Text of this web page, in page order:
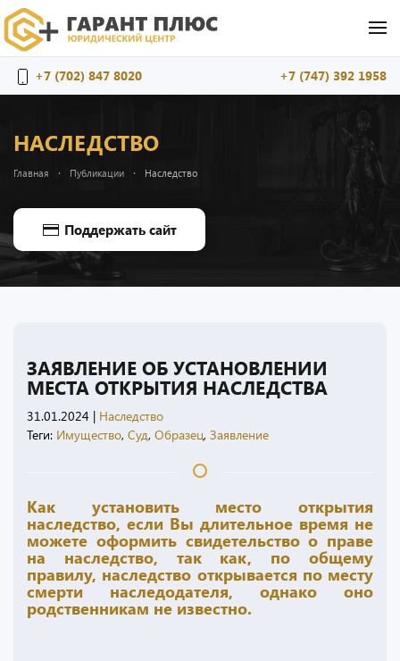
+7 (702) 847 8020 +7 (747) 392 1958
НАСЛЕДСТВО
Главная Публикации Наследство
Поддержать сайт
ЗАЯВЛЕНИЕ ОБ УСТАНОВЛЕНИИ
МЕСТА ОТКРЫТИЯ НАСЛЕДСТВА
31.01.2024 | Наследство
Теги: Имущество, Суд, Образец, Заявление
Как установить место открытия
наследство, если Вы длительное время не
можете оформить свидетельство о праве
на наследство, так как, по общему
правилу, наследство открывается по месту
смерти наследодателя, однако оно
родственникам не известно.